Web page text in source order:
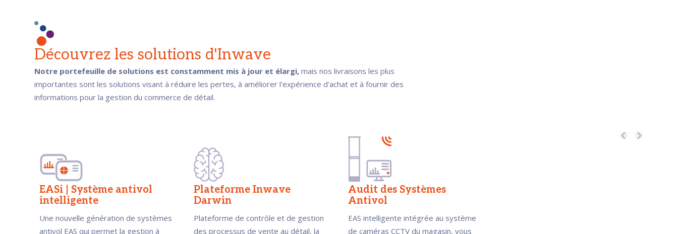
Découvrez les solutions d'Inwave
Notre portefeuille de solutions est constamment mis à jour et élargi, mais nos livraisons les plus
importantes sont les solutions visant à réduire les pertes, à améliorer l'expérience d'achat et à fournir des
informations pour la gestion du commerce de détail.
EASi | Système antivol
intelligente
Une nouvelle génération de systèmes
antivol EAS qui permet la gestion à
Plateforme Inwave
Darwin
Plateforme de contrôle et de gestion
des processus de vente au détail, la
Audit des Systèmes
Antivol
EAS intelligente intégrée au système
de caméras CCTV du magasin, vous